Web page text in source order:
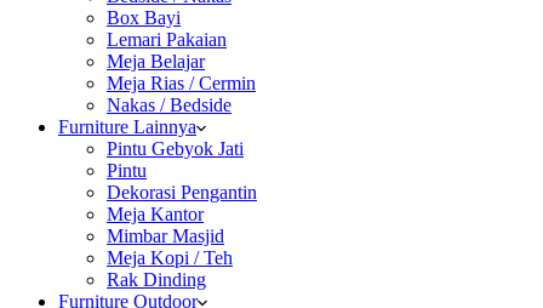
Box Bayi
Lemari Pakaian
Meja Belajar
Meja Rias / Cermin
Nakas / Bedside
Furniture Lainnya
Pintu Gebyok Jati
Pintu
Dekorasi Pengantin
Meja Kantor
Mimbar Masjid
Meja Kopi / Teh
Rak Dinding
Furniture Outdoor